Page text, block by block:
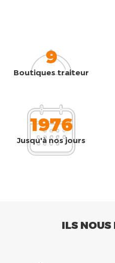
9
Boutiques traiteur
1976
Jusqu'à nos jours
ILS